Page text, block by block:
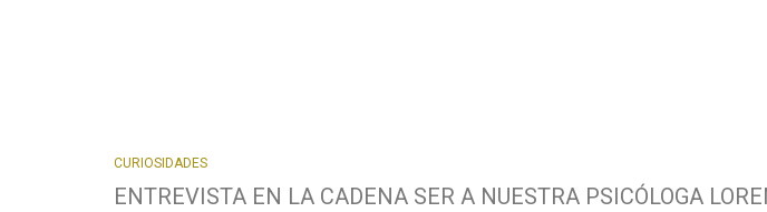
CURIOSIDADES
ENTREVISTA EN LA CADENA SER A NUESTRA PSICÓLOGA